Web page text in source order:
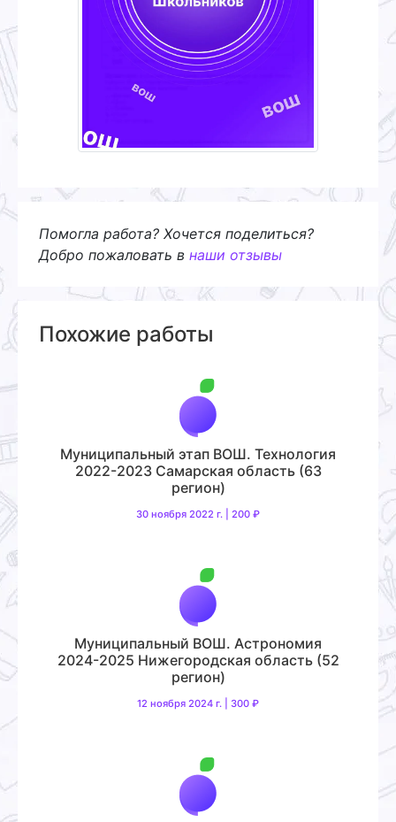
Помогла работа? Хочется поделиться?
Добро пожаловать в наши отзывы
Похожие работы
Муниципальный этап ВОШ. Технология
2022-2023 Самарская область (63
регион)
30 ноября 2022 г. | 200 ₽
Муниципальный ВОШ. Астрономия
2024-2025 Нижегородская область (52
регион)
12 ноября 2024 г. | 300 ₽